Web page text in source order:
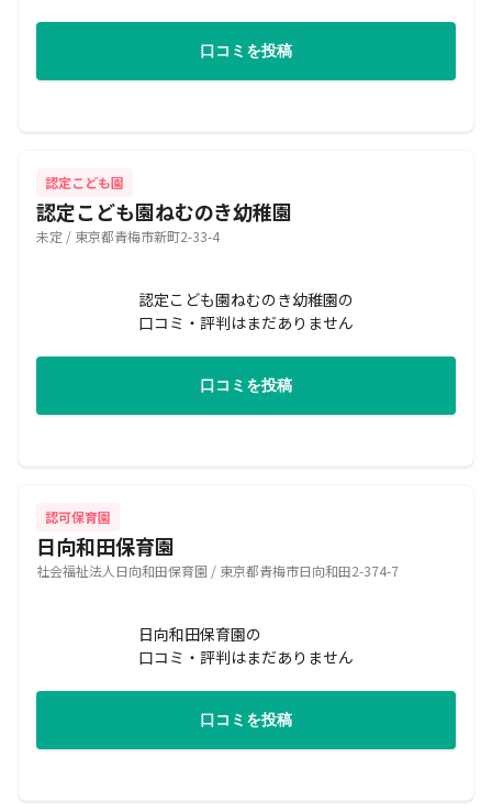
口コミを投稿
認定こども園
認定こども園ねむのき幼稚園
未定 / 東京都青梅市新町2-33-4
認定こども園ねむのき幼稚園の
口コミ・評判はまだありません
口コミを投稿
認可保育園
日向和田保育園
社会福祉法人日向和田保育園 / 東京都青梅市日向和田2-374-7
日向和田保育園の
口コミ・評判はまだありません
口コミを投稿